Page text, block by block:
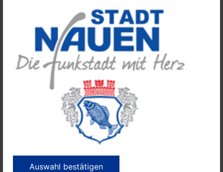
Auswahl bestätigen
Michael Schob (vorne) im Keller des Gebäudes bei einem Besuch
von Landrat Lewandowski und Bürgermeister Meger im
September 2020.